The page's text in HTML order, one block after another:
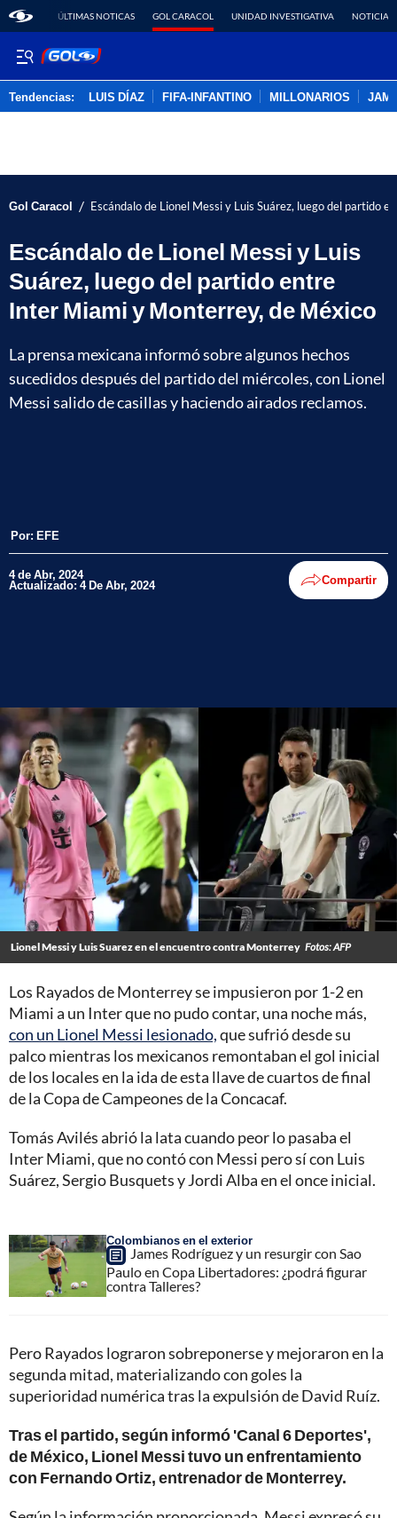
ÚLTIMAS NOTICAS GOL CARACOL UNIDAD INVESTIGATIVA NOTICIAS
Tendencias: LUIS DÍAZ FIFA-INFANTINO MILLONARIOS
Gol Caracol / Escándalo de Lionel Messi y Luis Suárez, luego del partido
Escándalo de Lionel Messi y Luis
Suárez, luego del partido entre
Inter Miami y Monterrey, de México
La prensa mexicana informó sobre algunos hechos
sucedidos después del partido del miércoles, con Lionel
Messi salido de casillas y haciendo airados reclamos.
Por: EFE
4 de Abr, 2024
Actualizado: 4 De Abr, 2024 Compartir
Lionel Messi y Luis Suarez en el encuentro contra Monterrey Fotos: AFP
Los Rayados de Monterrey se impusieron por 1-2 en
Miami a un Inter que no pudo contar, una noche más,
con un Lionel Messi lesionado,que sufrió desde su
palco mientras los mexicanos remontaban el gol inicial
de los locales en la ida de esta llave de cuartos de final
de la Copa de Campeones de la Concacaf.
Tomás Avilés abrió la lata cuando peor lo pasaba el
Inter Miami, que no contó con Messi pero sí con Luis
Suárez, Sergio Busquets y Jordi Alba en el once inicial.
Colombianos en el exterior
James Rodríguez y un resurgir con Sao
Paulo en Copa Libertadores: ¿podrá figurar
contra Talleres?
Pero Rayados lograron sobreponerse y mejoraron en la
segunda mitad, materializando con goles la
superioridad numérica tras la expulsión de David Ruíz.
Tras el partido, según informó 'Canal 6 Deportes',
de México, Lionel Messi tuvo un enfrentamiento
con Fernando Ortiz, entrenador de Monterrey.